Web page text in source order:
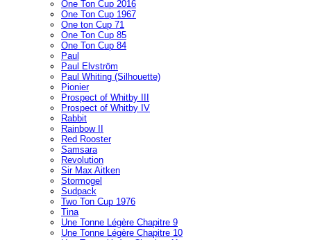
One Ton Cup 2016
One Ton Cup 1967
One ton Cup 71
One Ton Cup 85
One Ton Cup 84
Paul
Paul Elvström
Paul Whiting (Silhouette)
Pionier
Prospect of Whitby III
Prospect of Whitby IV
Rabbit
Rainbow II
Red Rooster
Samsara
Revolution
Sir Max Aitken
Stormogel
Sudpack
Two Ton Cup 1976
Tina
Une Tonne Légère Chapitre 9
Une Tonne Légère Chapitre 10